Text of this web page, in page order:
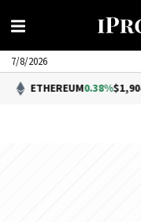
7/8/2026
0.38%$1,904.70